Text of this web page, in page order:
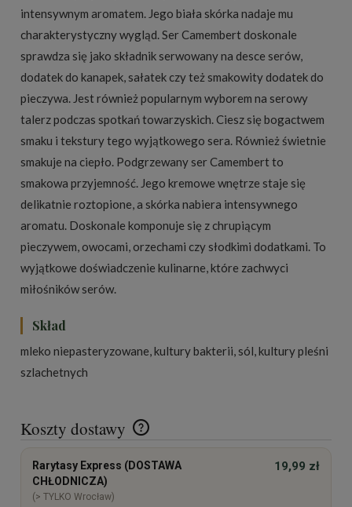
intensywnym aromatem. Jego biała skórka nadaje mu
charakterystyczny wygląd. Ser Camembert doskonale
sprawdza się jako składnik serwowany na desce serów,
dodatek do kanapek, sałatek czy też smakowity dodatek do
pieczywa. Jest również popularnym wyborem na serowy
talerz podczas spotkań towarzyskich. Ciesz się bogactwem
smaku i tekstury tego wyjątkowego sera. Również świetnie
smakuje na ciepło. Podgrzewany ser Camembert to
smakowa przyjemność. Jego kremowe wnętrze staje się
delikatnie roztopione, a skórka nabiera intensywnego
aromatu. Doskonale komponuje się z chrupiącym
pieczywem, owocami, orzechami czy słodkimi dodatkami. To
wyjątkowe doświadczenie kulinarne, które zachwyci
miłośników serów.
Skład
mleko niepasteryzowane, kultury bakterii, sól, kultury pleśni
szlachetnych
Koszty dostawy
Cena nie zawiera ewentualnych kosztów płatności
Rarytasy Express (DOSTAWA
CHŁODNICZA)
(> TYLKO Wrocław)
19,99 zł